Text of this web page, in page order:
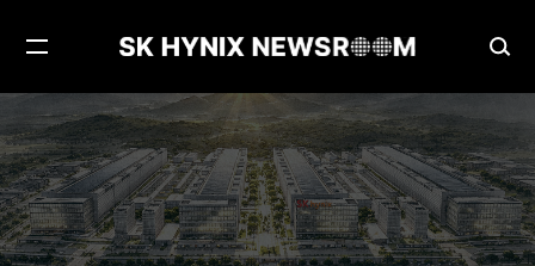
검
색
창
열
기
메
열
기
TECH&AI [시선:時 1편] AI 반도체 국가 대항전, 피지컬 AI 주도권을 향한 총력전에 돌입하다